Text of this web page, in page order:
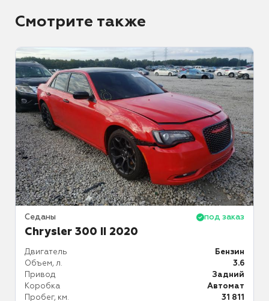
Смотрите также
Седаны под заказ
Chrysler 300 II 2020
Двигатель
Бензин
Объем, л.
3.6
Привод
Задний
Коробка
Автомат
Пробег, км.
31 811